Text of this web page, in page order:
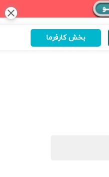
close
بخش کارفرما